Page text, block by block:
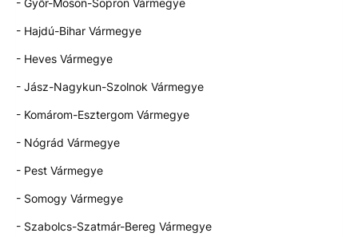
- Győr-Moson-Sopron Vármegye
- Hajdú-Bihar Vármegye
- Heves Vármegye
- Jász-Nagykun-Szolnok Vármegye
- Komárom-Esztergom Vármegye
- Nógrád Vármegye
- Pest Vármegye
- Somogy Vármegye
- Szabolcs-Szatmár-Bereg Vármegye